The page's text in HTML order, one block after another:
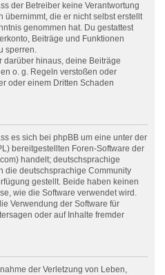
der Betreiber keine Verantwortung
übernimmt, die er nicht selbst erstellt
genommen hat. Du gestattest
Beiträge und Funktionen
sperren.
darüber hinaus, deine Beiträge
o. g. Regeln verstoßen oder
oder einem Dritten Schaden
es sich bei phpBB um eine unter der
bereitgestellten Foren-Software der
handelt; deutschsprachige
die deutschsprachige Community
gestellt. Beide haben keinen
wie die Software verwendet wird.
Verwendung der Software für
oder auf Inhalte fremder
der Verletzung von Leben,